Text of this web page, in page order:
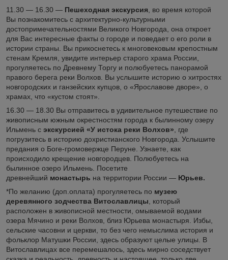
11.30 — 16.30 — Пешеходная экскурсия , во время которой
Вы познакомитесь с архитектурно-культурными
достопримечательностями Великого Новгорода, она откроет
для Вас интересные факты о городе и поведает о его роли в
истории страны. Вы прикоснетесь к многовековым крепостным
стенам Кремля, увидите интерьер старого храма России,
прогуляетесь по Древнему Торгу и полюбуетесь панорамой
правого берега реки Волхов. Вы услышите историю о хитростях
новгородских и ганзейских купцов, о «Ярославове дворе», о
храмах, что «кустом стоят».
16.30 — 18.30 Вы отправитесь в удивительное путешествие по
живописным южным окрестностям города к былинному озеру
Ильмень с экскурсией «У истока реки Волхов» , где
погрузитесь в историю дохристианского Новгорода. Услышите
предания о Боге-громовержце Перуне. Узнаете, как
происходило крещение новгородцев. Полюбуетесь на
былинное озеро Ильмень. Посетите
древнейший монастырь на территории России — Юрьев.
*По желанию (доп.оплата) прогуляетесь по музею
деревянного зодчества Витославлицы , который
расположен в живописной местности, омываемой водами
озера Мячино и реки Волхов, близ Юрьева монастыря. Избы,
сельские часовни и церкви, то без чего немыслима история и
фольклор Матушки России, здесь образуют целые улицы. В
Витославлицах все перемешалось, здесь мирно соседствует